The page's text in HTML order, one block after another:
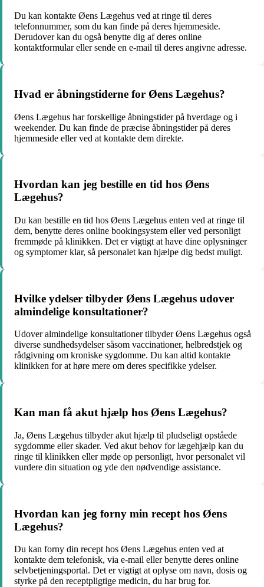
Du kan kontakte Øens Lægehus ved at ringe til deres
telefonnummer, som du kan finde på deres hjemmeside.
Derudover kan du også benytte dig af deres online
kontaktformular eller sende en e-mail til deres angivne adresse.
Hvad er åbningstiderne for Øens Lægehus?
Øens Lægehus har forskellige åbningstider på hverdage og i
weekender. Du kan finde de præcise åbningstider på deres
hjemmeside eller ved at kontakte dem direkte.
Hvordan kan jeg bestille en tid hos Øens
Lægehus?
Du kan bestille en tid hos Øens Lægehus enten ved at ringe til
dem, benytte deres online bookingsystem eller ved personligt
fremmøde på klinikken. Det er vigtigt at have dine oplysninger
og symptomer klar, så personalet kan hjælpe dig bedst muligt.
Hvilke ydelser tilbyder Øens Lægehus udover
almindelige konsultationer?
Udover almindelige konsultationer tilbyder Øens Lægehus også
diverse sundhedsydelser såsom vaccinationer, helbredstjek og
rådgivning om kroniske sygdomme. Du kan altid kontakte
klinikken for at høre mere om deres specifikke ydelser.
Kan man få akut hjælp hos Øens Lægehus?
Ja, Øens Lægehus tilbyder akut hjælp til pludseligt opståede
sygdomme eller skader. Ved akut behov for lægehjælp kan du
ringe til klinikken eller møde op personligt, hvor personalet vil
vurdere din situation og yde den nødvendige assistance.
Hvordan kan jeg forny min recept hos Øens
Lægehus?
Du kan forny din recept hos Øens Lægehus enten ved at
kontakte dem telefonisk, via e-mail eller benytte deres online
selvbetjeningsportal. Det er vigtigt at oplyse om navn, dosis og
styrke på den receptpligtige medicin, du har brug for.